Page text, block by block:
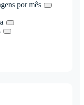
por mês